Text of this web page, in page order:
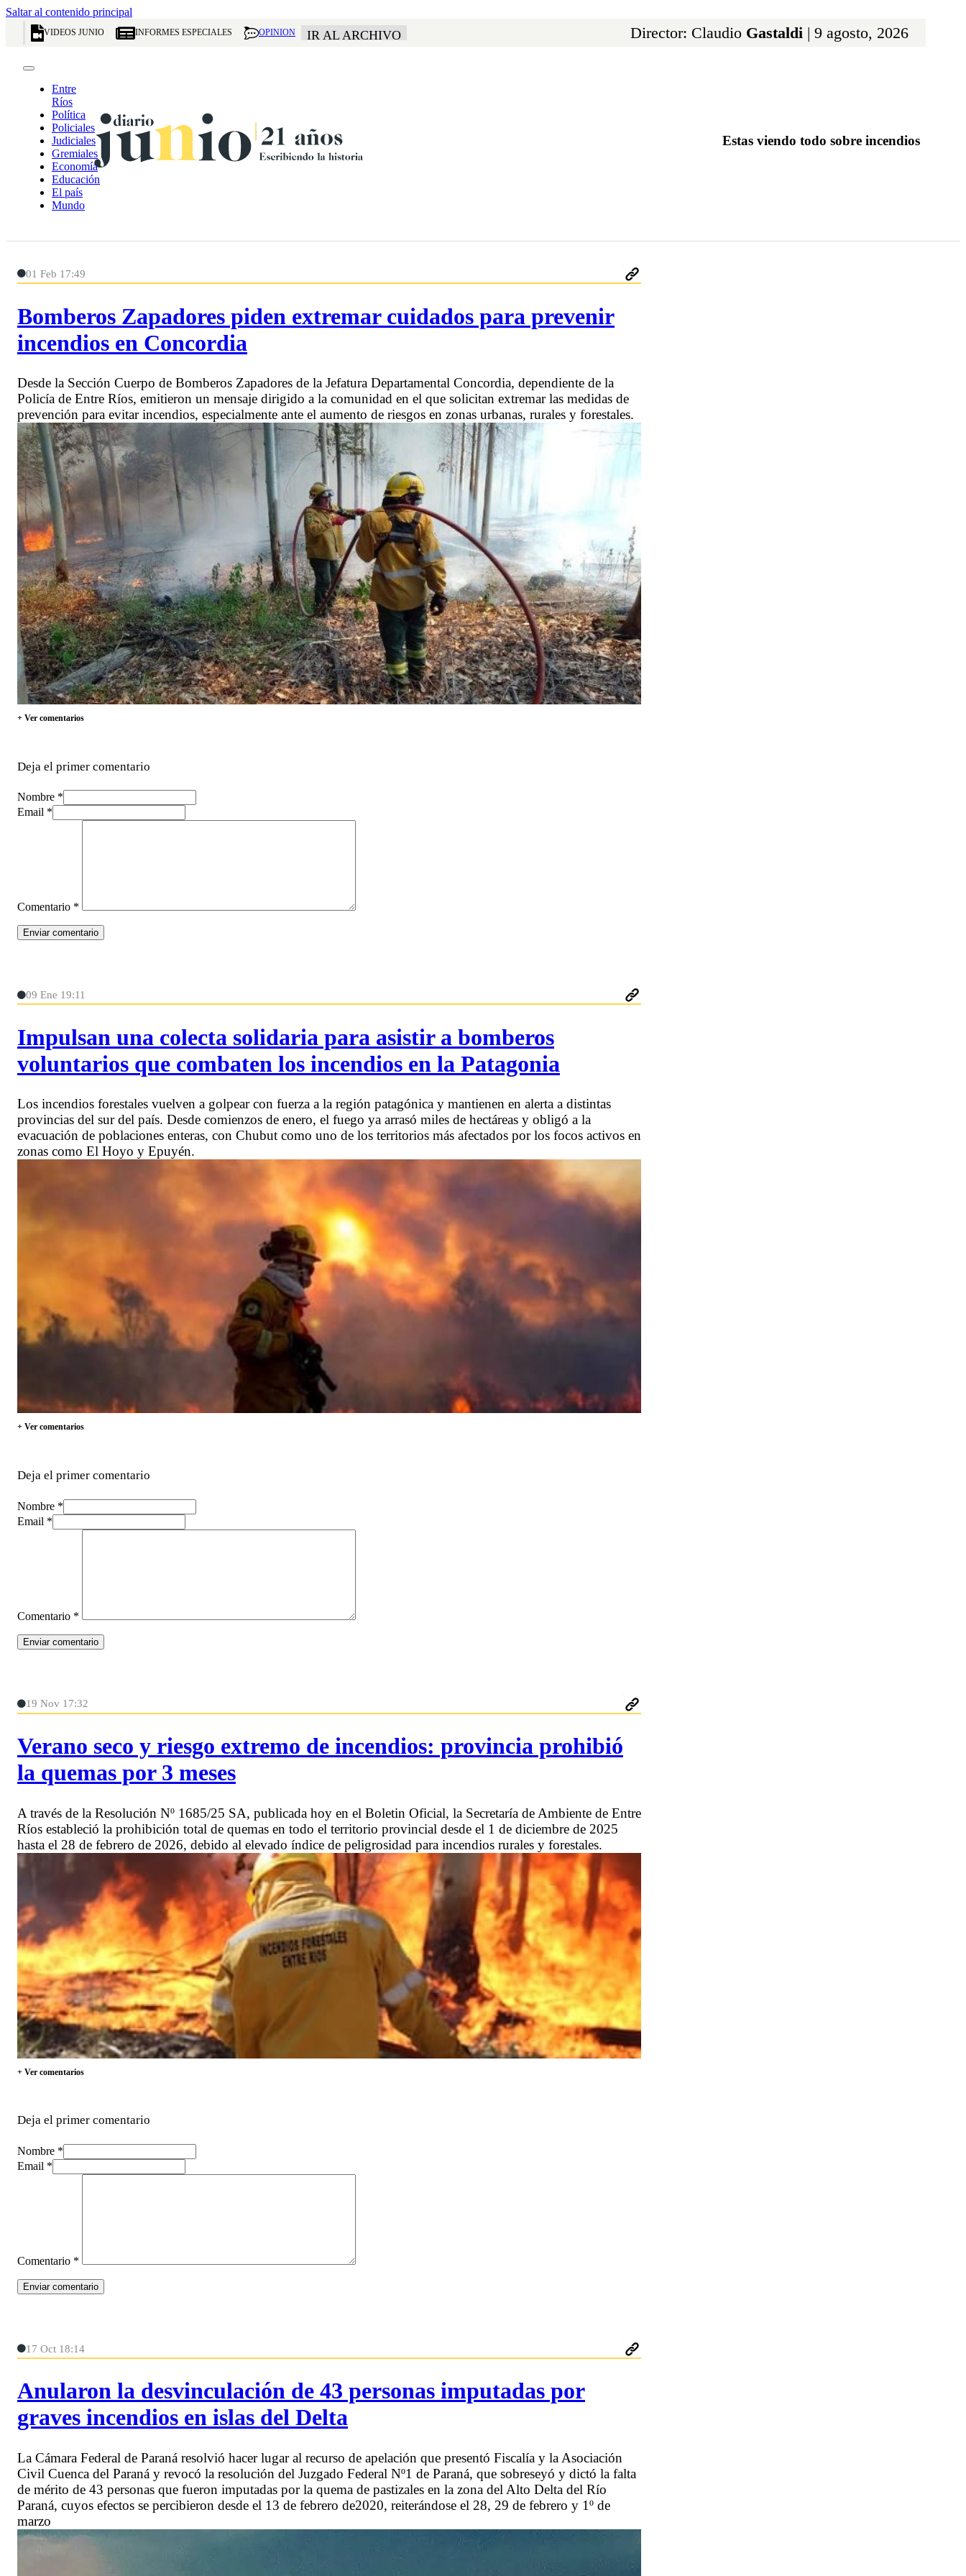
Saltar al contenido principal
VIDEOS JUNIO INFORMES ESPECIALES OPINION IR AL ARCHIVO Director: Claudio Gastaldi | 9 agosto, 2026
Entre
Ríos
Política
Policiales
Judiciales
Gremiales
Economía
Educación
El país
Mundo
Estas viendo todo sobre incendios
01 Feb 17:49
Bomberos Zapadores piden extremar cuidados para prevenir
incendios en Concordia
Desde la Sección Cuerpo de Bomberos Zapadores de la Jefatura Departamental Concordia, dependiente de la
Policía de Entre Ríos, emitieron un mensaje dirigido a la comunidad en el que solicitan extremar las medidas de
prevención para evitar incendios, especialmente ante el aumento de riesgos en zonas urbanas, rurales y forestales.
+ Ver comentarios
Deja el primer comentario
Nombre *
Email *
Comentario *
09 Ene 19:11
Impulsan una colecta solidaria para asistir a bomberos
voluntarios que combaten los incendios en la Patagonia
Los incendios forestales vuelven a golpear con fuerza a la región patagónica y mantienen en alerta a distintas
provincias del sur del país. Desde comienzos de enero, el fuego ya arrasó miles de hectáreas y obligó a la
evacuación de poblaciones enteras, con Chubut como uno de los territorios más afectados por los focos activos en
zonas como El Hoyo y Epuyén.
+ Ver comentarios
Deja el primer comentario
Nombre *
Email *
Comentario *
19 Nov 17:32
Verano seco y riesgo extremo de incendios: provincia prohibió
la quemas por 3 meses
A través de la Resolución Nº 1685/25 SA, publicada hoy en el Boletin Oficial, la Secretaría de Ambiente de Entre
Ríos estableció la prohibición total de quemas en todo el territorio provincial desde el 1 de diciembre de 2025
hasta el 28 de febrero de 2026, debido al elevado índice de peligrosidad para incendios rurales y forestales.
+ Ver comentarios
Deja el primer comentario
Nombre *
Email *
Comentario *
17 Oct 18:14
Anularon la desvinculación de 43 personas imputadas por
graves incendios en islas del Delta
La Cámara Federal de Paraná resolvió hacer lugar al recurso de apelación que presentó Fiscalía y la Asociación
Civil Cuenca del Paraná y revocó la resolución del Juzgado Federal Nº1 de Paraná, que sobreseyó y dictó la falta
de mérito de 43 personas que fueron imputadas por la quema de pastizales en la zona del Alto Delta del Río
Paraná, cuyos efectos se percibieron desde el 13 de febrero de2020, reiterándose el 28, 29 de febrero y 1º de
marzo